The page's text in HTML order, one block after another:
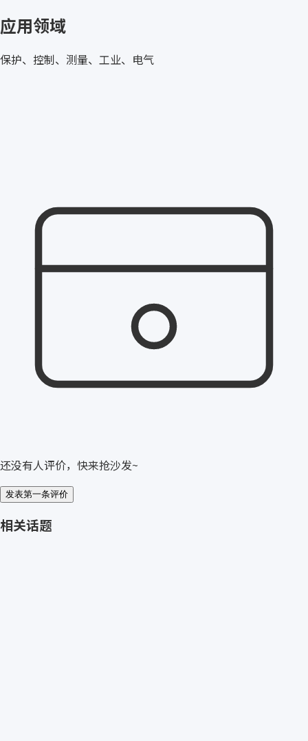
应用领域
保护、控制、测量、工业、电气
还没有人评价，快来抢沙发~
发表第一条评价
相关话题